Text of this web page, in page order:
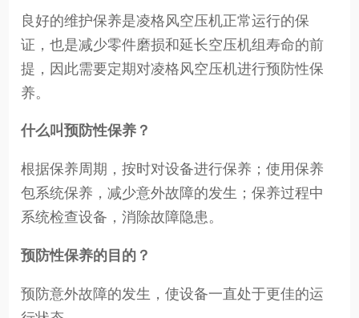
良好的维护保养是凌格风空压机正常运行的保
证，也是减少零件磨损和延长空压机组寿命的前
提，因此需要定期对凌格风空压机进行预防性保
养。
什么叫预防性保养？
根据保养周期，按时对设备进行保养；使用保养
包系统保养，减少意外故障的发生；保养过程中
系统检查设备，消除故障隐患。
预防性保养的目的？
预防意外故障的发生，使设备一直处于更佳的运